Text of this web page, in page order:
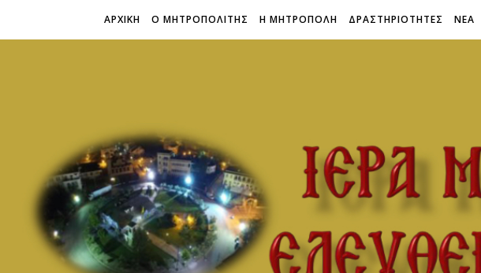
ΑΡΧΙΚΗ Ο ΜΗΤΡΟΠΟΛΙΤΗΣ Η ΜΗΤΡΟΠΟΛΗ ΔΡΑΣΤΗΡΙΟΤΗΤΕΣ ΝΕΑ